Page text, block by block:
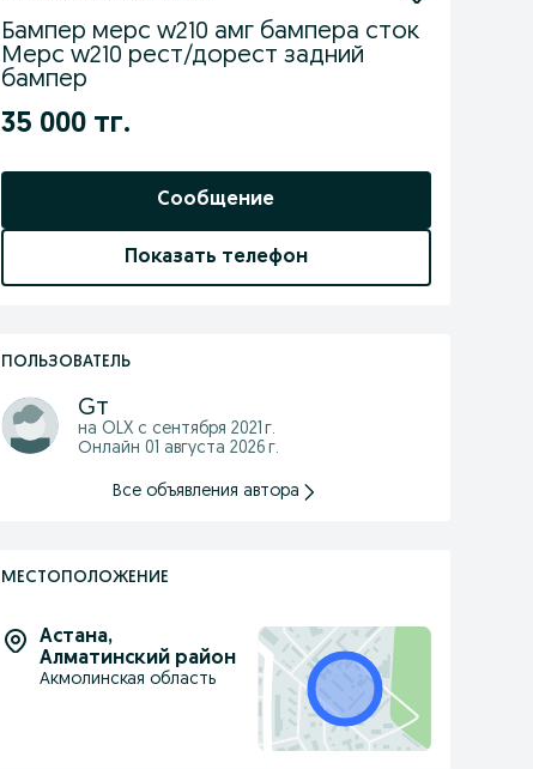
Бампер мерс w210 амг бампера сток
Мерс w210 рест/дорест задний
бампер
35 000 тг.
Сообщение
Показать телефон
ПОЛЬЗОВАТЕЛЬ
Gт
на OLX с сентября 2021 г.
Онлайн 01 августа 2026 г.
Все объявления автора
МЕСТОПОЛОЖЕНИЕ
Астана,
Алматинский район
Акмолинская область